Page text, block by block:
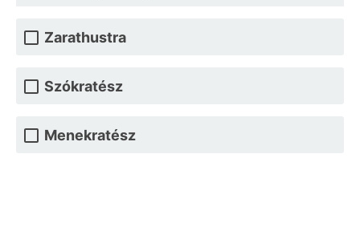
Zarathustra
Szókratész
Menekratész